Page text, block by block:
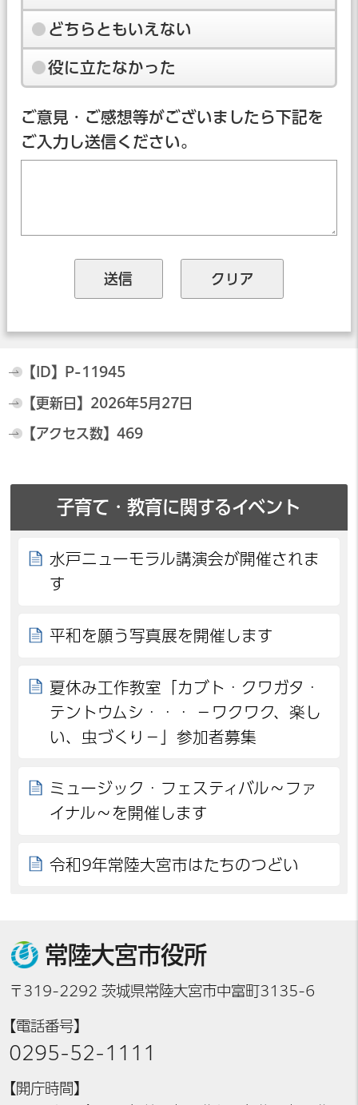
どちらともいえない
役に立たなかった
ご意見・ご感想等がございましたら下記を
ご入力し送信ください。
【ID】 P-11945
【更新日】 2026年5月27日
【アクセス数】 469
子育て・教育に関するイベント
水戸ニューモラル講演会が開催されま
す
平和を願う写真展を開催します
夏休み工作教室「カブト・クワガタ・
テントウムシ・・・ －ワクワク、楽し
い、虫づくり－」参加者募集
ミュージック・フェスティバル～ファ
イナル～を開催します
令和9年常陸大宮市はたちのつどい
常陸大宮市役所
〒319-2292 茨城県常陸大宮市中富町3135-6
【電話番号】
0295-52-1111
【開庁時間】